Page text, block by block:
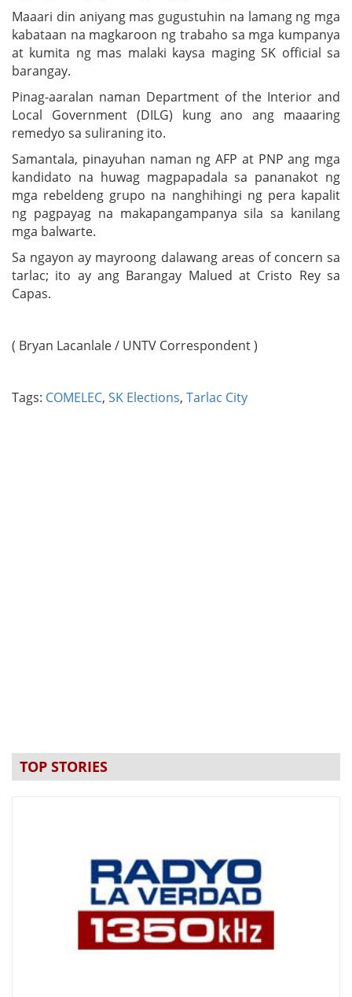
Maaari din aniyang mas gugustuhin na lamang ng mga
kabataan na magkaroon ng trabaho sa mga kumpanya
at kumita ng mas malaki kaysa maging SK official sa
barangay.
Pinag-aaralan naman Department of the Interior and
Local Government (DILG) kung ano ang maaaring
remedyo sa suliraning ito.
Samantala, pinayuhan naman ng AFP at PNP ang mga
kandidato na huwag magpapadala sa pananakot ng
mga rebeldeng grupo na nanghihingi ng pera kapalit
ng pagpayag na makapangampanya sila sa kanilang
mga balwarte.
Sa ngayon ay mayroong dalawang areas of concern sa
tarlac; ito ay ang Barangay Malued at Cristo Rey sa
Capas.
( Bryan Lacanlale / UNTV Correspondent )
Tags: COMELEC, SK Elections, Tarlac City
TOP STORIES